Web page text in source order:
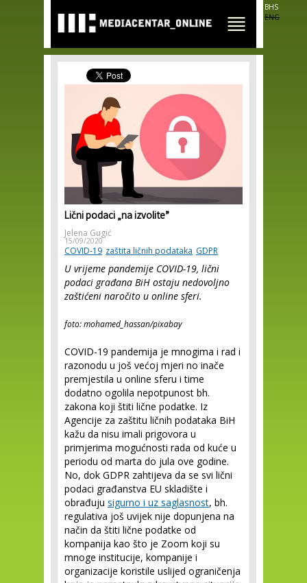
main
content
BHS
ENG
Lični podaci „na izvolite”
Jelena Gugić
15/09/2020
COVID-19 zaštita ličnih podataka GDPR
U vrijeme pandemije COVID-19, lični
podaci građana BiH ostaju nedovoljno
zaštićeni naročito u online sferi.
foto: mohamed_hassan/pixabay
COVID-19 pandemija je mnogima i rad i
razonodu u još većoj mjeri no inače
premjestila u online sferu i time
dodatno ogolila nepotpunost bh.
zakona koji štiti lične podatke. Iz
Agencije za zaštitu ličnih podataka BiH
kažu da nisu imali prigovora u
primjerima mogućnosti rada od kuće u
periodu od marta do jula ove godine.
No, dok GDPR zahtijeva da se svi lični
podaci građanstva EU skladište i
obrađuju sigurno i uz saglasnost, bh.
regulativa još uvijek nije dopunjena na
način da štiti lične podatke od
kompanija kao što je Zoom koji su
mnoge institucije, kompanije i
organizacije koristile uslijed ograničenja